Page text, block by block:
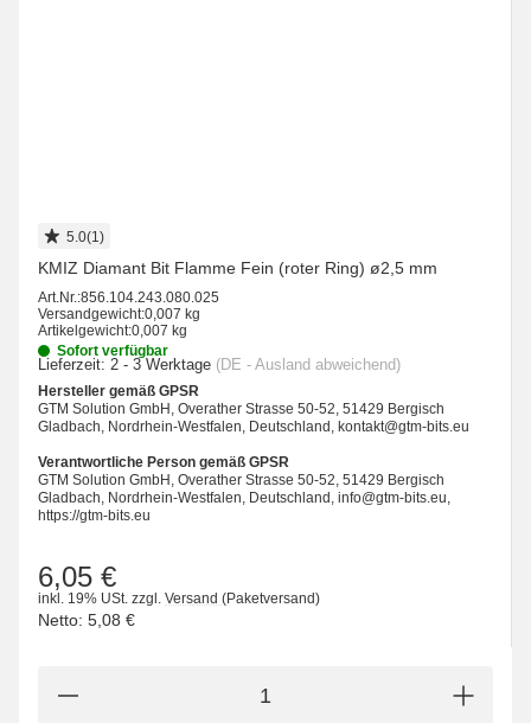
5.0(1)
KMIZ Diamant Bit Flamme Fein (roter Ring) ø2,5 mm
Art.Nr.:856.104.243.080.025
Versandgewicht:0,007 kg
Artikelgewicht:0,007 kg
Sofort verfügbar
Lieferzeit: 2 - 3 Werktage (DE - Ausland abweichend)
Hersteller gemäß GPSR
GTM Solution GmbH, Overather Strasse 50-52, 51429 Bergisch
Gladbach, Nordrhein-Westfalen, Deutschland, kontakt@gtm-bits.eu
Verantwortliche Person gemäß GPSR
GTM Solution GmbH, Overather Strasse 50-52, 51429 Bergisch
Gladbach, Nordrhein-Westfalen, Deutschland, info@gtm-bits.eu,
https://gtm-bits.eu
6,05 €
inkl. 19% USt. zzgl. Versand (Paketversand)
Netto: 5,08 €